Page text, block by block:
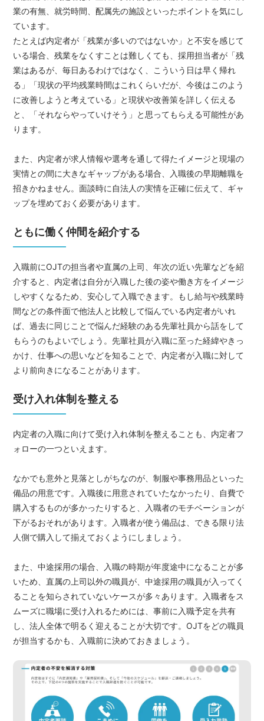
業の有無、就労時間、配属先の施設といったポイントを気にし
ています。
たとえば内定者が「残業が多いのではないか」と不安を感じて
いる場合、残業をなくすことは難しくても、採用担当者が「残
業はあるが、毎日あるわけではなく、こういう日は早く帰れ
る」「現状の平均残業時間はこれくらいだが、今後はこのよう
に改善しようと考えている」と現状や改善策を詳しく伝える
と、「それならやっていけそう」と思ってもらえる可能性があ
ります。
また、内定者が求人情報や選考を通して得たイメージと現場の
実情との間に大きなギャップがある場合、入職後の早期離職を
招きかねません。面談時に自法人の実情を正確に伝えて、ギャ
ップを埋めておく必要があります。
ともに働く仲間を紹介する
入職前にOJTの担当者や直属の上司、年次の近い先輩などを紹
介すると、内定者は自分が入職した後の姿や働き方をイメージ
しやすくなるため、安心して入職できます。もし給与や残業時
間などの条件面で他法人と比較して悩んでいる内定者がいれ
ば、過去に同じことで悩んだ経験のある先輩社員から話をして
もらうのもよいでしょう。先輩社員が入職に至った経緯やきっ
かけ、仕事への思いなどを知ることで、内定者が入職に対して
より前向きになることがあります。
受け入れ体制を整える
内定者の入職に向けて受け入れ体制を整えることも、内定者フ
ォローの一つといえます。
なかでも意外と見落としがちなのが、制服や事務用品といった
備品の用意です。入職後に用意されていたなかったり、自費で
購入するものが多かったりすると、入職者のモチベーションが
下がるおそれがあります。入職者が使う備品は、できる限り法
人側で購入して揃えておくようにしましょう。
また、中途採用の場合、入職の時期が年度途中になることが多
いため、直属の上司以外の職員が、中途採用の職員が入ってく
ることを知らされていないケースが多々あります。入職者をス
ムーズに職場に受け入れるためには、事前に入職予定を共有
し、法人全体で明るく迎えることが大切です。OJTをどの職員
が担当するかも、入職前に決めておきましょう。